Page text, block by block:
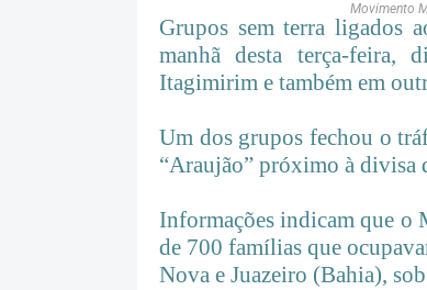
Movimento
Grupos sem terra ligados
manhã desta terça-
Itagimirim e também em
Um dos grupos fechou o
“Araujão” próximo à divisa
Informações indicam que o
de 700 famílias que
Nova e Juazeiro (Bahia),